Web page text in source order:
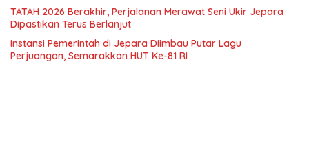
TATAH 2026 Berakhir, Perjalanan Merawat Seni Ukir Jepara
Dipastikan Terus Berlanjut
Instansi Pemerintah di Jepara Diimbau Putar Lagu
Perjuangan, Semarakkan HUT Ke-81 RI